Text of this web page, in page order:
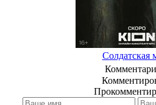
Солдатская